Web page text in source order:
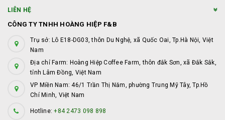
LIÊN HỆ
CÔNG TY TNHH HOÀNG HIỆP F&B
Trụ sở: Lô E18-DG03, thôn Du Nghệ, xã Quốc Oai, Tp.Hà Nội, Việt
Nam
Địa chỉ Farm: Hoàng Hiệp Coffee Farm, thôn đắk Sơn, xã Đắk Sắk,
tỉnh Lâm Đồng, Việt Nam
VP Miền Nam: 46/1 Trần Thị Năm, phường Trung Mỹ Tây, Tp.Hồ
Chí Minh, Việt Nam
Hotline:+84 2473 098 898